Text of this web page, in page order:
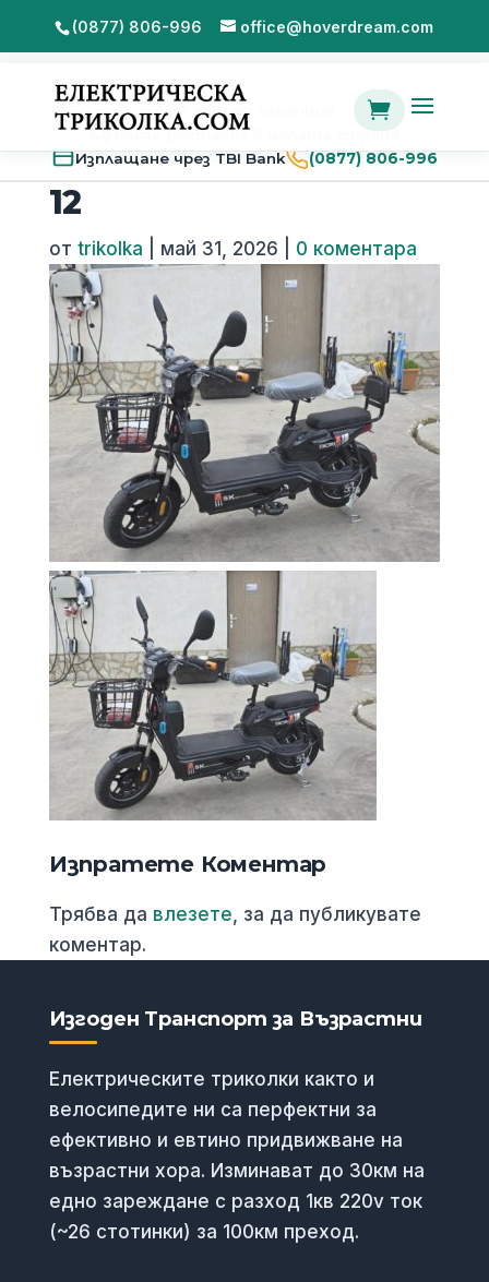
(0877) 806-996 office@hoverdream.com

2 години гаранция
Бърза доставка в цялата страна
Изплащане чрез TBI Bank
(0877) 806-996
12
от trikolka май 31, 2026 0 коментара
Изпратете Коментар
Трябва да влезете, за да публикувате
коментар.
Изгоден Транспорт за Възрастни
Електрическите триколки както и
велосипедите ни са перфектни за
ефективно и евтино придвижване на
възрастни хора. Изминават до 30км на
едно зареждане с разход 1кв 220v ток
(~26 стотинки) за 100км преход.